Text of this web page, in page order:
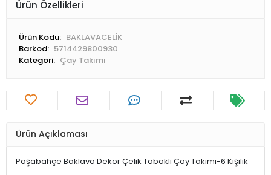
Ürün Özellikleri
Ürün Kodu: BAKLAVACELİK
Barkod: 5714429800930
Kategori: Çay Takımı
Ürün Açıklaması
Paşabahçe Baklava Dekor Çelik Tabaklı Çay Takımı-6 Kişilik